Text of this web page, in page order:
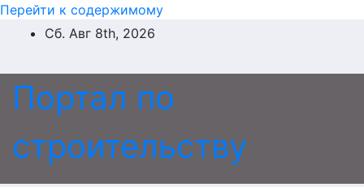
Перейти к содержимому
Сб. Авг 8th, 2026
Портал по
строительству